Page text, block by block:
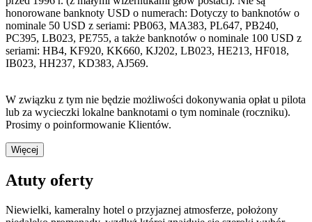
honorowane banknoty USD o numerach: Dotyczy to banknotów o
nominale 50 USD z seriami: PB063, MA383, PL647, PB240,
PC395, LB023, PE755, a także banknotów o nominale 100 USD z
seriami: HB4, KF920, KK660, KJ202, LB023, HE213, HF018,
IB023, HH237, KD383, AJ569.
W związku z tym nie będzie możliwości dokonywania opłat u pilota
lub za wycieczki lokalne banknotami o tym nominale (roczniku).
Prosimy o poinformowanie Klientów.
Więcej
Atuty oferty
Niewielki, kameralny hotel o przyjaznej atmosferze, położony